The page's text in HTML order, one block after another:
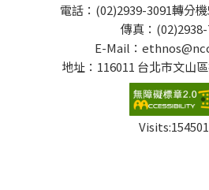
電話：(02)2939-3091轉分
傳真：
E-Mail：
地址：116011 台北市文山
Visits: